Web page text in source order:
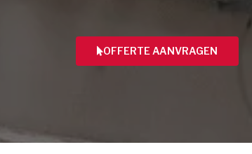
OFFERTE AANVRAGEN